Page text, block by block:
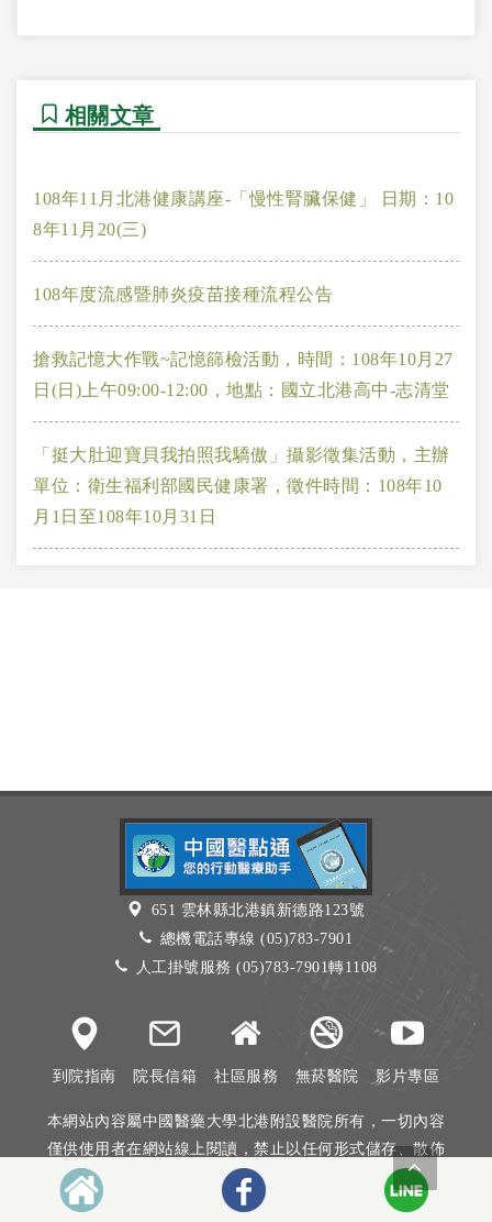
相關文章
108年11月北港健康講座-「慢性腎臟保健」 日期：10
8年11月20(三)
108年度流感暨肺炎疫苗接種流程公告
搶救記憶大作戰~記憶篩檢活動，時間：108年10月27
日(日)上午09:00-12:00，地點：國立北港高中-志清堂
「挺大肚迎寶貝我拍照我驕傲」攝影徵集活動，主辦
單位：衛生福利部國民健康署，徵件時間：108年10
月1日至108年10月31日
651 雲林縣北港鎮新德路123號
總機電話專線 (05)783-7901
人工掛號服務 (05)783-7901轉1108
到院指南 院長信箱 社區服務 無菸醫院 影片專區
本網站內容屬中國醫藥大學北港附設醫院所有，一切內容
僅供使用者在網站線上閱讀，禁止以任何形式儲存、散佈
或重製部分或全部內容
本網站建議以Internet Explorer 10以上、Firefox或Google